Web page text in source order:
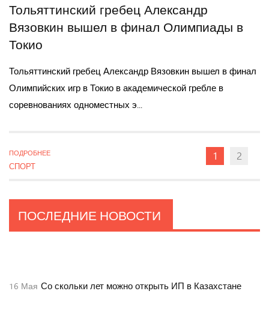
Тольяттинский гребец Александр
Вязовкин вышел в финал Олимпиады в
Токио
Тольяттинский гребец Александр Вязовкин вышел в финал
Олимпийских игр в Токио в академической гребле в
соревнованиях одноместных э...
ПОДРОБНЕЕ
СПОРТ
1 2
ПОСЛЕДНИЕ НОВОСТИ
16 Мая Со скольки лет можно открыть ИП в Казахстане